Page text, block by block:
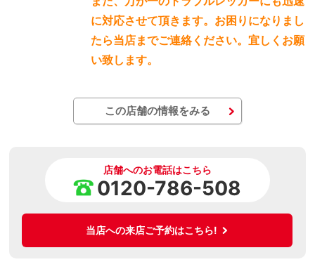
に対応させて頂きます。お困りになりまし
たら当店までご連絡ください。宜しくお願
い致します。
この店舗の情報をみる
店舗へのお電話はこちら
0120-786-508
当店への来店ご予約はこちら!